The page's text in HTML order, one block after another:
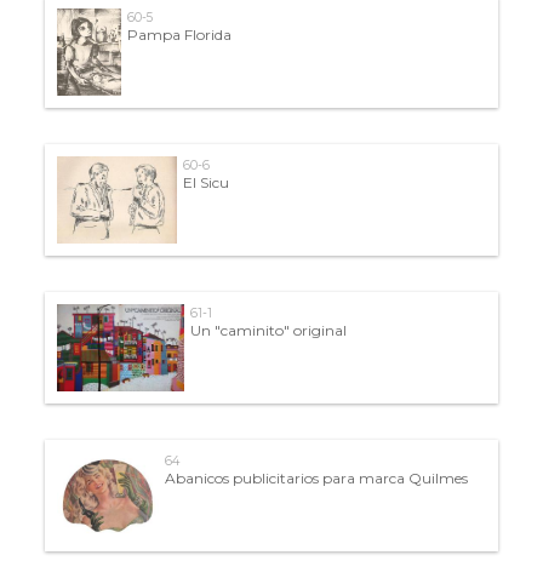
60-5
Pampa Florida
60-6
El Sicu
61-1
Un "caminito" original
64
Abanicos publicitarios para marca Quilmes